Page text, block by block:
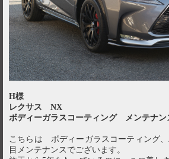
H様
レクサス NX
ボディーガラスコーティング メンテナン
こちらは ボディーガラスコーティング
目メンテナンスでございます。